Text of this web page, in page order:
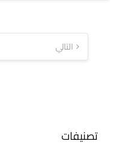
تعدد
صفحات
المقالات
التالي
تصنيفات